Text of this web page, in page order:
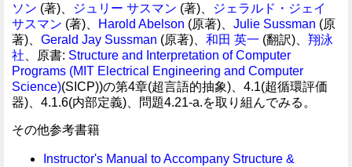
ソン (著)、 ジュリー サスマン (著)、
ジェラルド・ジェイ
サスマン (著)、 Harold Abelson (原著)、 Julie Sussman (原
著)、 Gerald Jay Sussman (原著)、 和田 英一 (翻訳)、 翔泳
社 、原書: Structure and Interpretation of Computer
Programs (MIT Electrical Engineering and Computer
Science)(SICP))の第4章(超言語的抽象)、4.1(超循環評価
器)、4.1.6(内部定義)、問題4.21-a.を取り組んでみる。
その他参考書籍
Instructor's Manual to Accompany Structure &